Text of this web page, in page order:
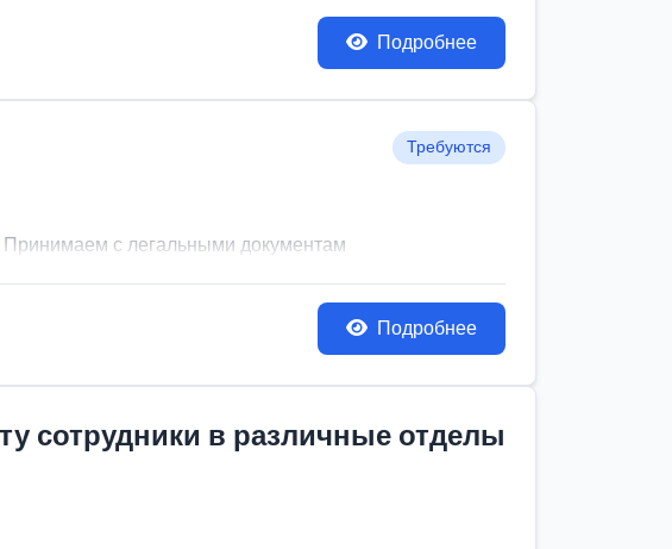
Подробнее
Требуются
с легальными документам
Подробнее
сотрудники в различные отделы